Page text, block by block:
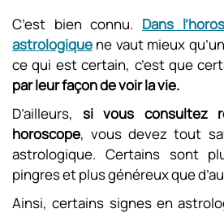
C’est bien connu. Dans
astrologique ne vaut mieux
ce qui est certain, c’est que
par leur façon de voir la vie.
D’ailleurs,si vous consultez
horoscope, vous devez tout
astrologique. Certains sont
pingres et plus généreux que
Ainsi, certains signes en